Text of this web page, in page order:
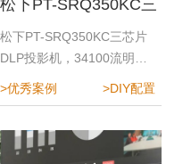
松下PT-SRQ350KC三
芯片DLP投影机
松下PT-SRQ350KC三芯片
DLP投影机，34100流明…
>优秀案例 >DIY配置